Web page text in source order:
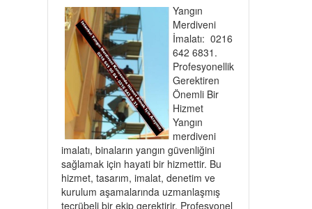
Yangın
Merdiveni
İmalatı: 0216
642 6831.
Profesyonellik
Gerektiren
Önemli Bir
Hizmet
Yangın
merdiveni
imalatı, binaların yangın güvenliğini
sağlamak için hayati bir hizmettir. Bu
hizmet, tasarım, imalat, denetim ve
kurulum aşamalarında uzmanlaşmış
tecrübeli bir ekip gerektirir. Profesyonel